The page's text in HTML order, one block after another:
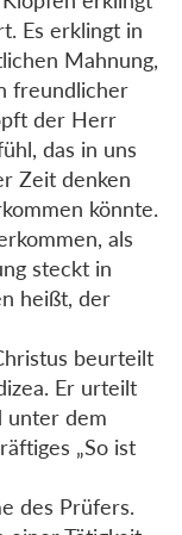
Es erklingt in
Mahnung,
freundlicher
der Herr
das in uns
Zeit denken
könnte.
als
steckt in
heißt, der
beurteilt
Er urteilt
unter dem
„So ist
des Prüfers.